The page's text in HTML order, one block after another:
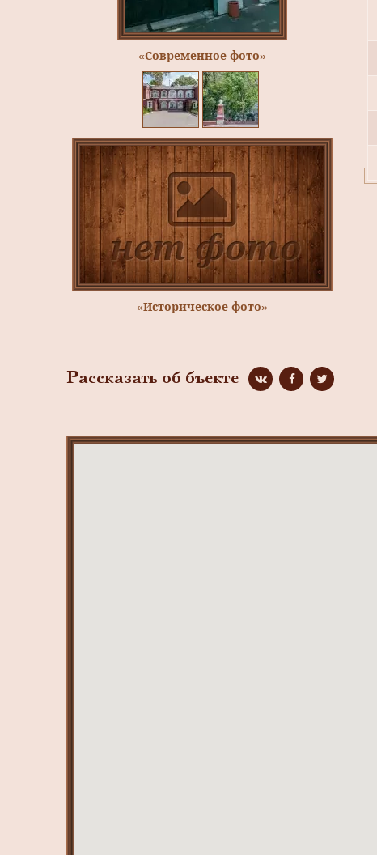
«Современное фото»
«Историческое фото»
Рассказать об бъекте